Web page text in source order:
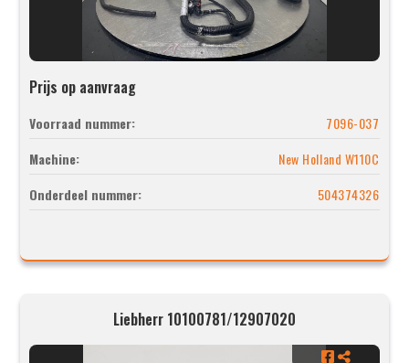
Prijs op aanvraag
Voorraad nummer:
7096-037
Machine:
New Holland W110C
Onderdeel nummer:
504374326
Liebherr 10100781/12907020